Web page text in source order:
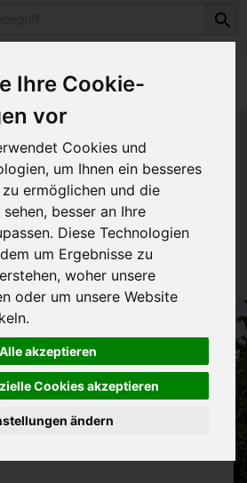
Ihre Cookie-
vor
Cookies und
um Ihnen ein besseres
ermöglichen und die
besser an Ihre
Diese Technologien
um Ergebnisse zu
woher unsere
oder um unsere Website
Alle akzeptieren
Cookies akzeptieren
ändern
Backen & Kochen
Bolognese
nicht verfügbar.
Produkt ist leider zur Zeit